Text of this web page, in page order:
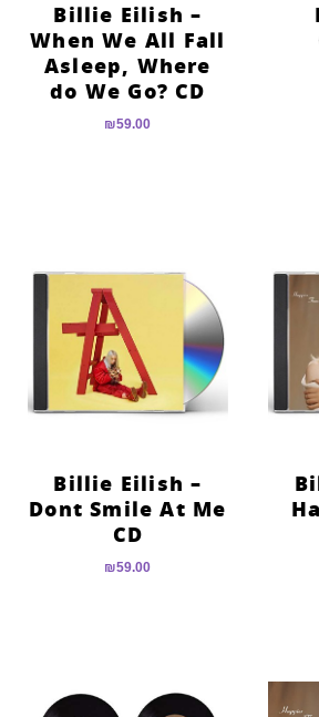
Billie Eilish –
When We All Fall
Asleep, Where
do We Go? CD
₪59.00
Billie Eilish –
Dont Smile At Me
CD
₪59.00